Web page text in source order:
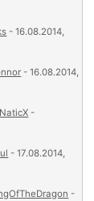
- 16.08.2014,
- 16.08.2014,
NaticX -
- 17.08.2014,
-